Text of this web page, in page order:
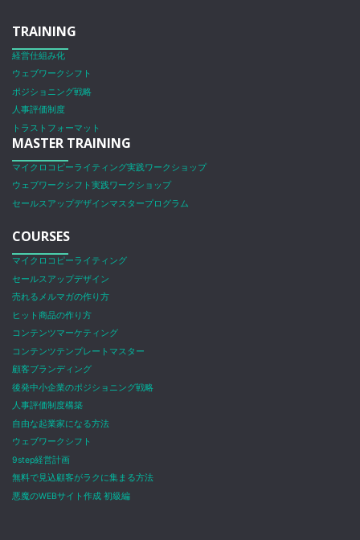
TRAINING
経営仕組み化
ウェブワークシフト
ポジショニング戦略
人事評価制度
トラストフォーマット
MASTER TRAINING
マイクロコピーライティング実践ワークショップ
ウェブワークシフト実践ワークショップ
セールスアップデザインマスタープログラム
COURSES
マイクロコピーライティング
セールスアップデザイン
売れるメルマガの作り方
ヒット商品の作り方
コンテンツマーケティング
コンテンツテンプレートマスター
顧客ブランディング
後発中小企業のポジショニング戦略
人事評価制度構築
自由な起業家になる方法
ウェブワークシフト
9step経営計画
無料で見込顧客がラクに集まる方法
悪魔のWEBサイト作成 初級編